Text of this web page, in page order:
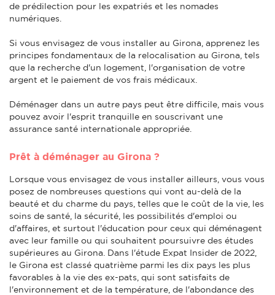
de prédilection pour les expatriés et les nomades
numériques.
Si vous envisagez de vous installer au Girona, apprenez les
principes fondamentaux de la relocalisation au Girona, tels
que la recherche d'un logement, l'organisation de votre
argent et le paiement de vos frais médicaux.
Déménager dans un autre pays peut être difficile, mais vous
pouvez avoir l'esprit tranquille en souscrivant une
assurance santé internationale appropriée.
Prêt à déménager au Girona ?
Lorsque vous envisagez de vous installer ailleurs, vous vous
posez de nombreuses questions qui vont au-delà de la
beauté et du charme du pays, telles que le coût de la vie, les
soins de santé, la sécurité, les possibilités d'emploi ou
d'affaires, et surtout l'éducation pour ceux qui déménagent
avec leur famille ou qui souhaitent poursuivre des études
supérieures au Girona. Dans l'étude Expat Insider de 2022,
le Girona est classé quatrième parmi les dix pays les plus
favorables à la vie des ex-pats, qui sont satisfaits de
l'environnement et de la température, de l'abondance des